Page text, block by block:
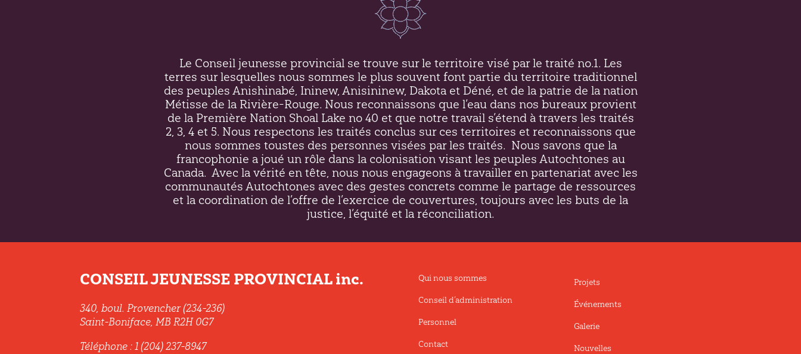
Le Conseil jeunesse provincial se trouve sur le territoire visé par le traité no.1. Les
terres sur lesquelles nous sommes le plus souvent font partie du territoire traditionnel
des peuples Anishinabé, Ininew, Anisininew, Dakota et Déné, et de la patrie de la nation
Métisse de la Rivière-Rouge. Nous reconnaissons que l’eau dans nos bureaux provient
de la Première Nation Shoal Lake no 40 et que notre travail s’étend à travers les traités
2, 3, 4 et 5. Nous respectons les traités conclus sur ces territoires et reconnaissons que
nous sommes toustes des personnes visées par les traités. Nous savons que la
francophonie a joué un rôle dans la colonisation visant les peuples Autochtones au
Canada. Avec la vérité en tête, nous nous engageons à travailler en partenariat avec les
communautés Autochtones avec des gestes concrets comme le partage de ressources
et la coordination de l’offre de l’exercice de couvertures, toujours avec les buts de la
justice, l’équité et la réconciliation.
CONSEIL JEUNESSE PROVINCIAL inc.
340, boul. Provencher (234-236)
Saint-Boniface, MB R2H 0G7
Téléphone : 1 (204) 237-8947
Qui nous sommes
Conseil d’administration
Personnel
Contact
Projets
Événements
Galerie
Nouvelles